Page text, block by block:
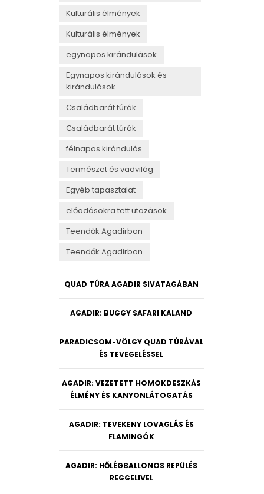
Kulturális élmények
Kulturális élmények
egynapos kirándulások
Egynapos kirándulások és
kirándulások
Családbarát túrák
Családbarát túrák
félnapos kirándulás
Természet és vadvilág
Egyéb tapasztalat
előadásokra tett utazások
Teendők Agadirban
Teendők Agadirban
QUAD TÚRA AGADIR SIVATAGÁBAN
AGADIR: BUGGY SAFARI KALAND
PARADICSOM-VÖLGY QUAD TÚRÁVAL
ÉS TEVEGELÉSSEL
AGADIR: VEZETETT HOMOKDESZKÁS
ÉLMÉNY ÉS KANYONLÁTOGATÁS
AGADIR: TEVEKENY LOVAGLÁS ÉS
FLAMINGÓK
AGADIR: HŐLÉGBALLONOS REPÜLÉS
REGGELIVEL